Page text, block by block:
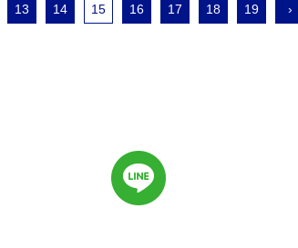
13 14 15 16 17 18 19 ›